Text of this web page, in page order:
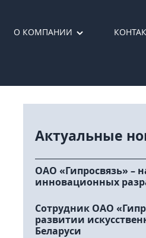
О КОМПАНИИ
Актуальные
ОАО «Гипросвязь» –
инновационных
Сотрудник ОАО
развитии
Беларуси